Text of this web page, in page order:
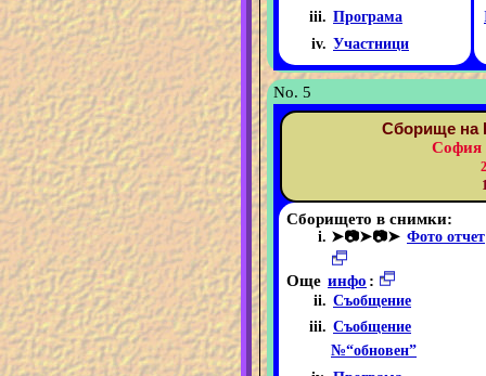
Програма
Участници
No. 5
Сборище на
София
Сборището в снимки:
➤📷➤📷➤ Фото отчет
Още инфо :
Съобщение
Съобщение
№“обновен”